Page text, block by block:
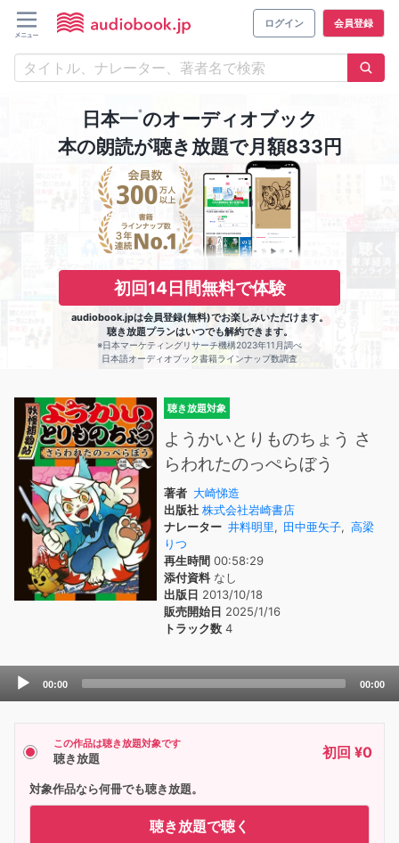
ログイン 会員登録
日本一※のオーディオブック
本の朗読が聴き放題で月額833円
初回14日間無料で体験
audiobook.jpは会員登録(無料)でお楽しみいただけます。
聴き放題プランはいつでも解約できます。
※日本マーケティングリサーチ機構2023年11月調べ
日本語オーディオブック書籍ラインナップ数調査
聴き放題対象
ようかいとりものちょう さ
らわれたのっぺらぼう
著者 大崎悌造
出版社 株式会社岩崎書店
ナレーター 井料明里, 田中亜矢子, 高梁
りつ
再生時間 00:58:29
添付資料なし
出版日 2013/10/18
販売開始日 2025/1/16
トラック数 4
Audio
00:00 00:00
この作品は聴き放題対象です
聴き放題 初回 ¥0
対象作品なら何冊でも聴き放題。
聴き放題で聴く